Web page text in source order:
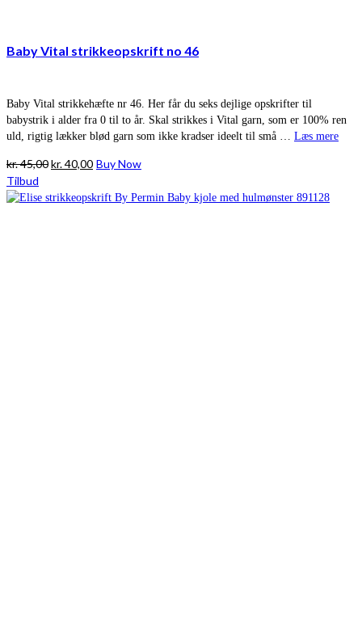
Baby Vital strikkeopskrift no 46
Baby Vital strikkehæfte nr 46. Her får du seks dejlige opskrifter til
babystrik i alder fra 0 til to år. Skal strikkes i Vital garn, som er 100% ren
uld, rigtig lækker blød garn som ikke kradser ideelt til små … Læs mere
kr.45,00Den
pris
kr.40,00Den
pris
Buy Now
Tilbud